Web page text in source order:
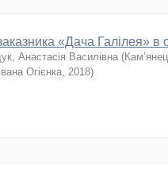
«Дача Галілея» в
Анастасія Василівна (
Огієнка, 2018)